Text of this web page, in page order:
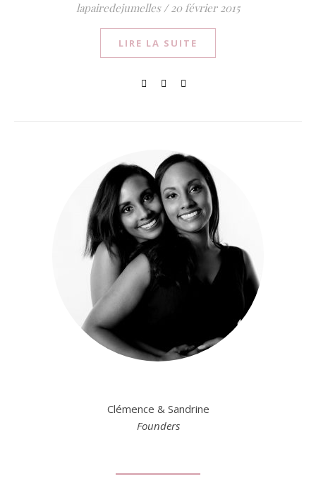
lapairedejumelles / 20 février 2015
LIRE LA SUITE
Clémence & Sandrine
Founders